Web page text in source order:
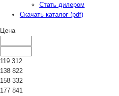
Стать дилером
Скачать каталог (pdf)
Цена
119 312
138 822
158 332
177 841